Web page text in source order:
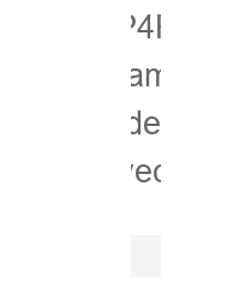
P4R
de caméra
de
Avec…